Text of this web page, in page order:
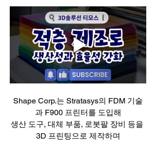
Shape Corp.는 Stratasys의 FDM 기술
과 F900 프린터를 도입해
생산 도구, 대체 부품, 로봇팔 장비 등을
3D 프린팅으로 제작하며